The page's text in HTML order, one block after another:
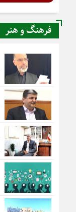
فرهنگ و هنر